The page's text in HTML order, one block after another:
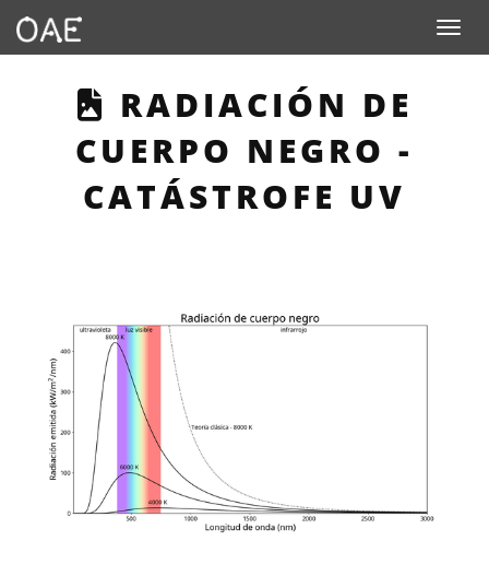
Toggle
THIS PAGE
RADIACIÓN DE
CUERPO NEGRO -
CATÁSTROFE UV